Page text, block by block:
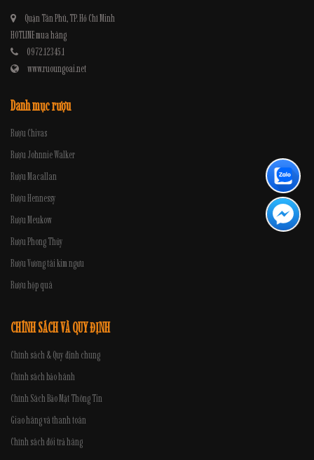
Quận Tân Phú, TP. Hồ Chí Minh
HOTLINE mua hàng
0972.12345.1
www.ruoungoai.net
Danh mục rượu
Rượu Chivas
Rượu Johnnie Walker
Rượu Macallan
Rượu Hennessy
Rượu Meukow
Rượu Phong Thủy
Rượu Vương tài kim ngưu
Rượu hộp quà
CHÍNH SÁCH VÀ QUY ĐỊNH
Chính sách & Quy định chung
Chính sách bảo hành
Chính Sách Bảo Mật Thông Tin
Giao hàng và thanh toán
Chính sách đổi trả hàng